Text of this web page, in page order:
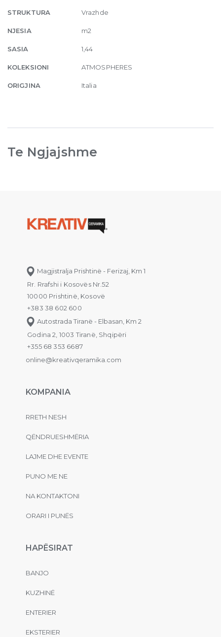
STRUKTURA Vrazhde
NJESIA m2
SASIA 1,44
KOLEKSIONI ATMOSPHERES
ORIGJINA Italia
Te Ngjajshme
Magjistralja Prishtinë - Ferizaj, Km 1
Rr. Rrafshi i Kosovës Nr.52
10000 Prishtinë, Kosovë
+383 38 602 600
Autostrada Tiranë - Elbasan, Km 2
Godina 2, 1003 Tiranë, Shqipëri
+355 68 353 6687
online@kreativqeramika.com
KOMPANIA
RRETH NESH
QËNDRUESHMËRIA
LAJME DHE EVENTE
PUNO ME NE
NA KONTAKTONI
ORARI I PUNËS
HAPËSIRAT
BANJO
KUZHINË
ENTERIER
EKSTERIER